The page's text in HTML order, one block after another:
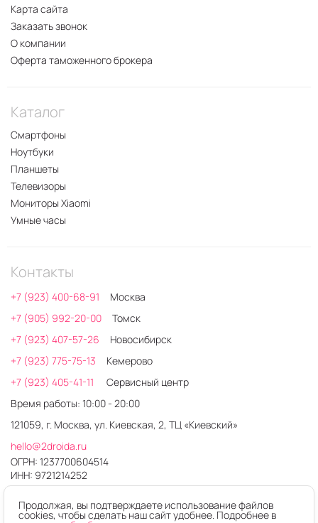
Карта сайта
Заказать звонок
О компании
Оферта таможенного брокера
Каталог
Смартфоны
Ноутбуки
Планшеты
Телевизоры
Мониторы Xiaomi
Умные часы
Контакты
+7 (923) 400-68-91
Москва
+7 (905) 992-20-00
Томск
+7 (923) 407-57-26
Новосибирск
+7 (923) 775-75-13
Кемерово
+7 (923) 405-41-11
Сервисный центр
Время работы: 10:00 - 20:00
121059, г. Москва, ул. Киевская, 2, ТЦ «Киевский»
hello@2droida.ru
ОГРН: 1237700604514
ИНН: 9721214252
Продолжая, вы подтверждаете использование файлов
cookies, чтобы сделать наш сайт удобнее. Подробнее в